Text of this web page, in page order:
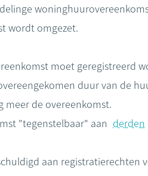
wordt omgezet.
moet geregistreerd
duur van de
meer de overeenkomst.
"tegenstelbaar" aan derden
aan